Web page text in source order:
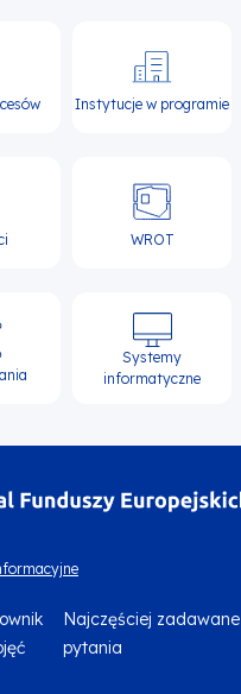
Instytucje w programie
WROT
Systemy
informatyczne
Najczęściej zadawane
pytania